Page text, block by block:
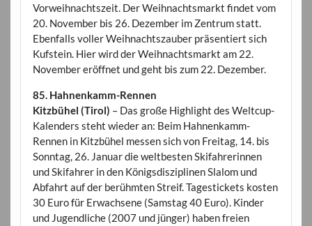
Vorweihnachtszeit. Der Weihnachtsmarkt findet vom
20. November bis 26. Dezember im Zentrum statt.
Ebenfalls voller Weihnachtszauber präsentiert sich
Kufstein. Hier wird der Weihnachtsmarkt am 22.
November eröffnet und geht bis zum 22. Dezember.
85. Hahnenkamm-Rennen
Kitzbühel (Tirol) – Das große Highlight des Weltcup-
Kalenders steht wieder an: Beim Hahnenkamm-
Rennen in Kitzbühel messen sich von Freitag, 14. bis
Sonntag, 26. Januar die weltbesten Skifahrerinnen
und Skifahrer in den Königsdisziplinen Slalom und
Abfahrt auf der berühmten Streif. Tagestickets kosten
30 Euro für Erwachsene (Samstag 40 Euro). Kinder
und Jugendliche (2007 und jünger) haben freien